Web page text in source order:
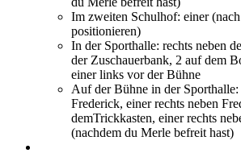
Im zweiten Schulhof: einer
positionieren)
In der Sporthalle: rechts neben
der Zuschauerbank, 2 auf dem
einer links vor der Bühne
Auf der Bühne in der Sporthalle:
Frederick, einer rechts neben
demTrickkasten, einer rechts
(nachdem du Merle befreit hast)